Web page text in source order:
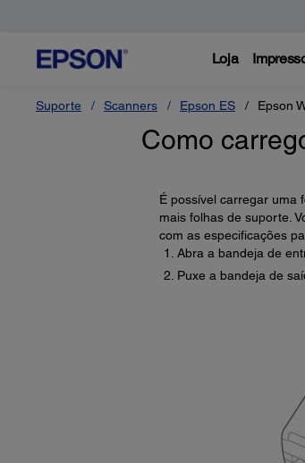
Loja
Suporte Scanners Epson ES Epson
Como
É possível carregar uma
mais folhas de suporte.
com as especificações
Abra a bandeja de
Puxe a bandeja de